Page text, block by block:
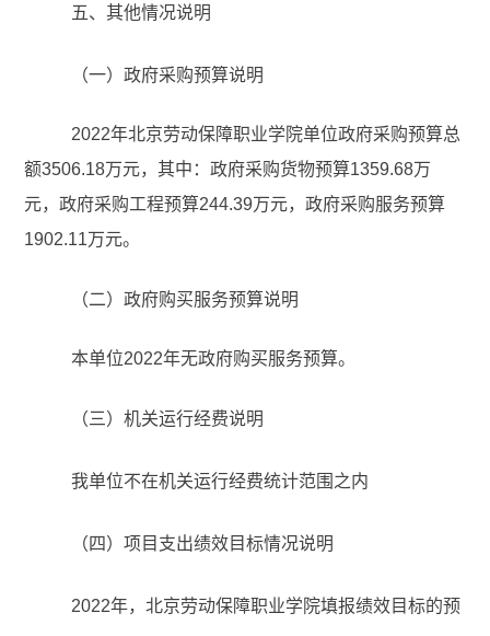
五、其他情况说明
（一）政府采购预算说明
2022年北京劳动保障职业学院单位政府采购预算总
额3506.18万元，其中：政府采购货物预算1359.68万
元，政府采购工程预算244.39万元，政府采购服务预算
1902.11万元。
（二）政府购买服务预算说明
本单位2022年无政府购买服务预算。
（三）机关运行经费说明
我单位不在机关运行经费统计范围之内
（四）项目支出绩效目标情况说明
2022年，北京劳动保障职业学院填报绩效目标的预